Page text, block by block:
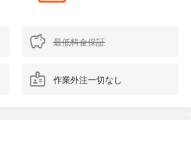
最低料金保証
作業外注一切なし